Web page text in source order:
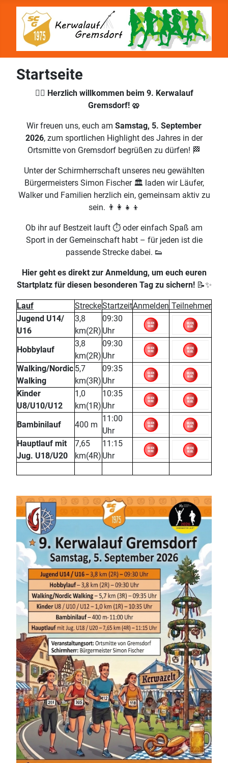
Startseite
🏃‍♂️ Herzlich willkommen beim 9. Kerwalauf
Gremsdorf! 🥨
Wir freuen uns, euch am Samstag, 5. September
2026, zum sportlichen Highlight des Jahres in der
Ortsmitte von Gremsdorf begrüßen zu dürfen! 🏁
Unter der Schirmherrschaft unseres neu gewählten
Bürgermeisters Simon Fischer 🏛️ laden wir Läufer,
Walker und Familien herzlich ein, gemeinsam aktiv zu
sein. 👨‍👩‍👧‍👦
Ob ihr auf Bestzeit lauft ⏱️ oder einfach Spaß am
Sport in der Gemeinschaft habt – für jeden ist die
passende Strecke dabei. 👟
Hier geht es direkt zur Anmeldung, um euch euren
Startplatz für diesen besonderen Tag zu sichern!📝✨
Lauf StreckeStartzeitAnmelden Teilnehmer
Jugend U14/
U16
3,8
km(2R)
09:30
Uhr
Hobbylauf
3,8
km(2R)
09:30
Uhr
Walking/Nordic
Walking
5,7
km(3R)
09:35
Uhr
Kinder
U8/U10/U12
1,0
km(1R)
10:35
Uhr
Bambinilauf
400 m
11:00
Uhr
Hauptlauf mit
Jug. U18/U20
7,65
km(4R)
11:15
Uhr